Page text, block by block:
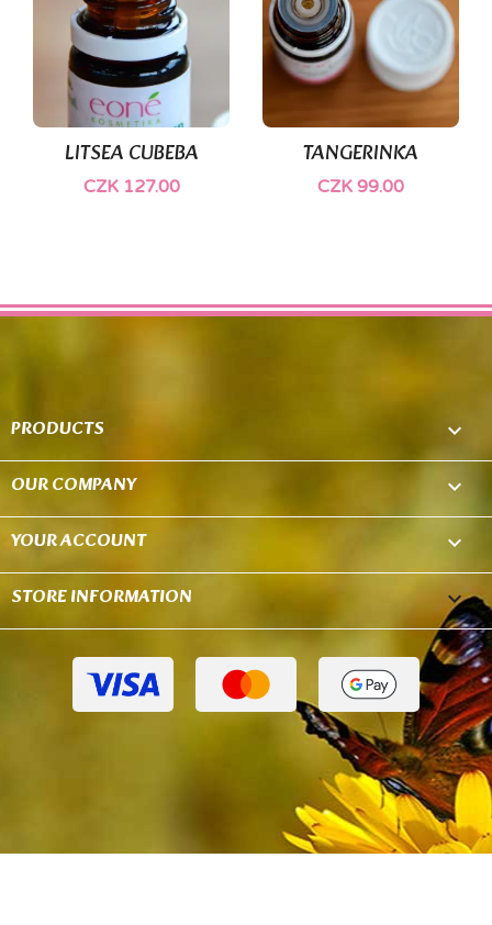
LITSEA CUBEBA
CZK 127.00
TANGERINKA
CZK 99.00
PRODUCTS 
OUR COMPANY 
YOUR ACCOUNT 
STORE INFORMATION keyboard_arrow_down